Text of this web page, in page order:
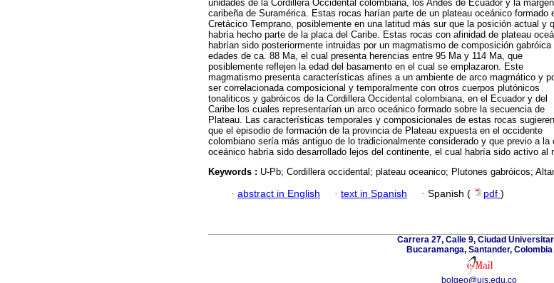
unidades de la Cordillera Occidental colombiana, los Andes de Ecuador y la margen
caribeña de Suramérica. Estas rocas harían parte de un plateau oceánico formado
Cretácico Temprano, posiblemente en una latitud más sur que la posición actual y
habría hecho parte de la placa del Caribe. Estas rocas con afinidad de plateau
habrían sido posteriormente intruidas por un magmatismo de composición gabróica
edades de ca. 88 Ma, el cual presenta herencias entre 95 Ma y 114 Ma, que
posiblemente reflejen la edad del basamento en el cual se emplazaron. Este
magmatismo presenta características afines a un ambiente de arco magmático y
ser correlacionada composicional y temporalmente con otros cuerpos plutónicos
tonaliticos y gabróicos de la Cordillera Occidental colombiana, en el Ecuador y del
Caribe los cuales representarían un arco oceánico formado sobre la secuencia de
Plateau. Las características temporales y composicionales de estas rocas sugieren
que el episodio de formación de la provincia de Plateau expuesta en el occidente
colombiano sería más antiguo de lo tradicionalmente considerado y que previo a
oceánico habría sido desarrollado lejos del continente, el cual habría sido activo al
Keywords : U-Pb; Cordillera occidental; plateau oceanico; Plutones gabróicos;
· abstract in English · text in Spanish · Spanish ( pdf )
Carrera 27, Calle 9, Ciudad
Bucaramanga, Santander, Colombia
bolgeo@uis.edu.co